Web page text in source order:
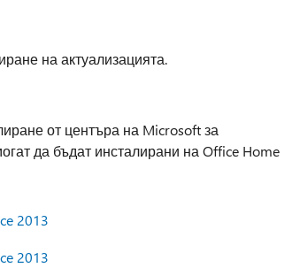
на актуализацията.
от центъра на Microsoft за
да бъдат инсталирани на Office Home
2013
2013